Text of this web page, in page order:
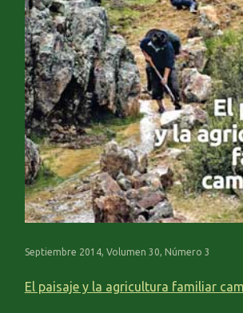
Septiembre 2014, Volumen 30, Número 3
El paisaje y la agricultura familiar